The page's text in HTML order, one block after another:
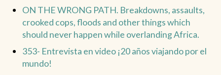
ON THE WRONG PATH. Breakdowns, assaults,
crooked cops, floods and other things which
should never happen while overlanding Africa.
353- Entrevista en video ¡20 años viajando por el
mundo!